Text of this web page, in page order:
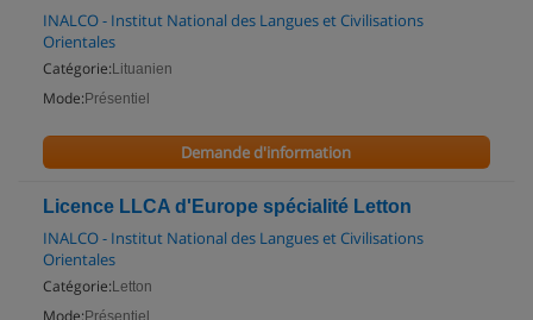
INALCO - Institut National des Langues et Civilisations
Orientales
Catégorie: Lituanien
Mode: Présentiel
Demande d'information
Licence LLCA d'Europe spécialité Letton
INALCO - Institut National des Langues et Civilisations
Orientales
Catégorie: Letton
Mode: Présentiel